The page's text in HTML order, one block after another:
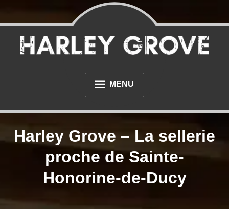
Sellerie Harley Grove
MENU
PHOTOS
Harley Grove – La sellerie
proche de Sainte-
Honorine-de-Ducy